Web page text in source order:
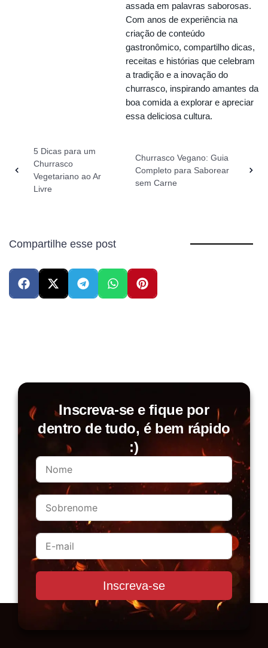
assada em palavras saborosas.
Com anos de experiência na
criação de conteúdo
gastronômico, compartilho dicas,
receitas e histórias que celebram
a tradição e a inovação do
churrasco, inspirando amantes da
boa comida a explorar e apreciar
essa deliciosa cultura.
5 Dicas para um
Churrasco
Vegetariano ao Ar
Livre
Churrasco Vegano: Guia
Completo para Saborear
sem Carne
Compartilhe esse post
Inscreva-se e fique por
dentro de tudo, é bem rápido
:)
Inscreva-se